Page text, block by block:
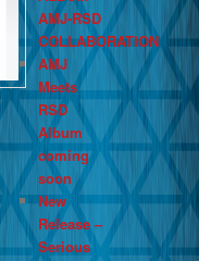
AMJ-RSD
COLLABORATION
AMJ
Meets
RSD
Album
coming
soon
New
Release –
Serious